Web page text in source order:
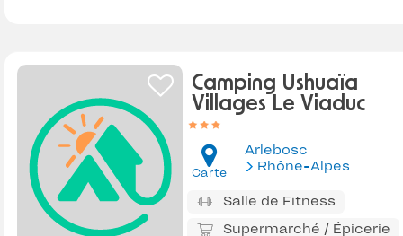
Camping Ushuaïa
Villages Le Viaduc
Carte
Arlebosc
Rhône-Alpes
Salle de Fitness
Supermarché / Épicerie